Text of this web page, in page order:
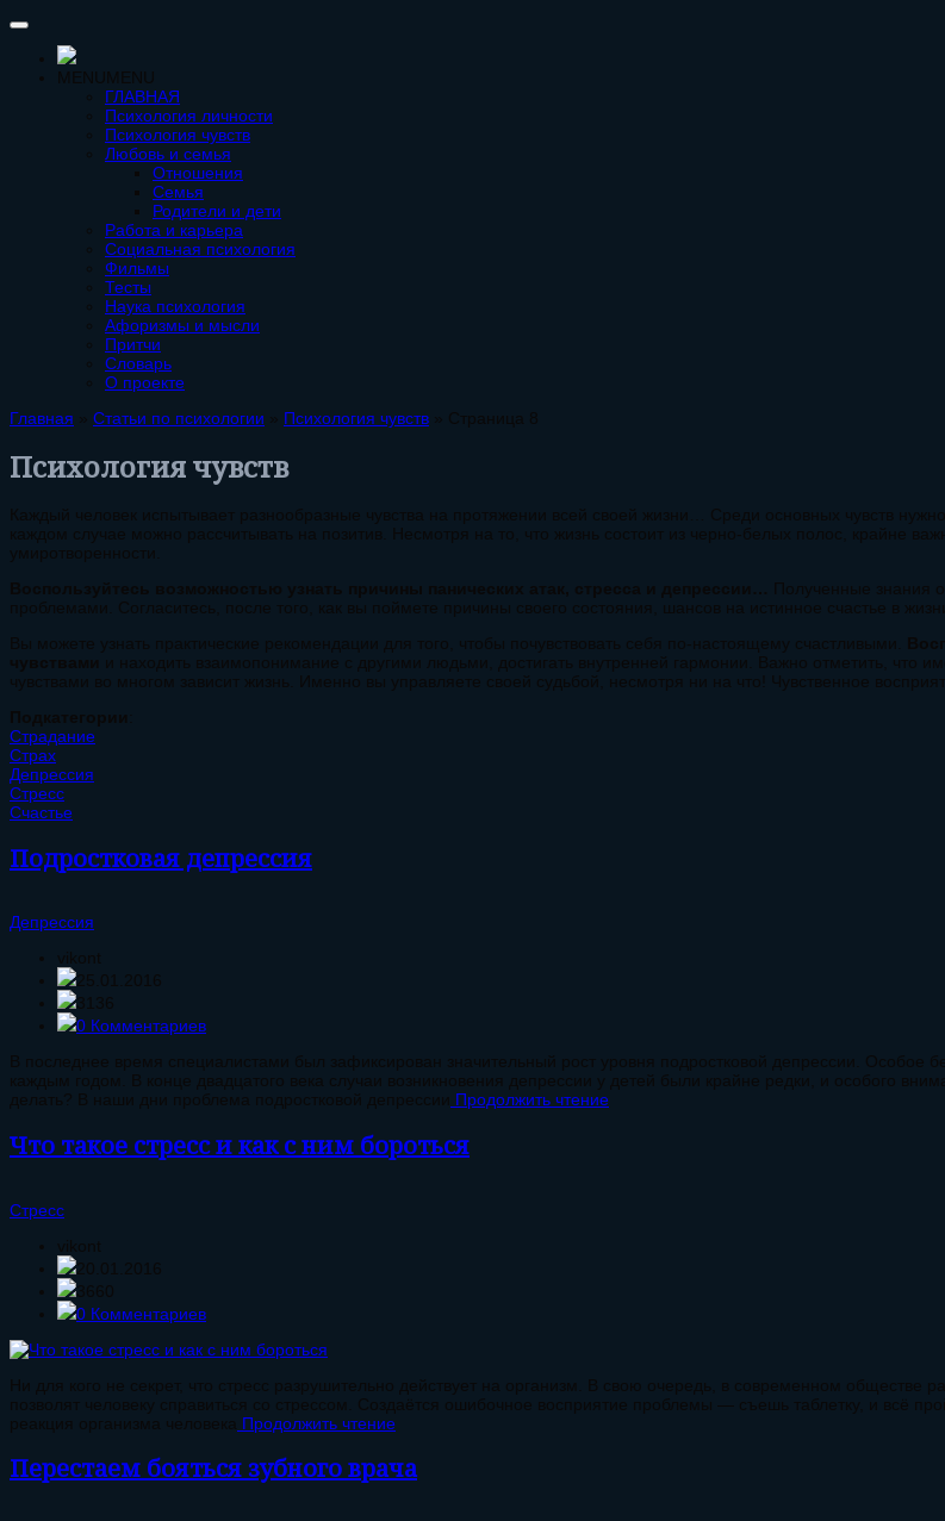
MENUMENU
ГЛАВНАЯ
Психология личности
Психология чувств
Любовь и семья
Отношения
Семья
Родители и дети
Работа и карьера
Социальная психология
Фильмы
Тесты
Наука психология
Афоризмы и мысли
Притчи
Словарь
О проекте
Главная » Статьи по психологии » Психология чувств » Страница 8
Психология чувств
Каждый человек испытывает разнообразные чувства на протяжении всей своей жизни… Среди основных чувств
каждом случае можно рассчитывать на позитив. Несмотря на то, что жизнь состоит из черно-белых полос, крайне
умиротворенности.
Воспользуйтесь возможностью узнать причины панических атак, стресса и депрессии…
Полученные знания
проблемами. Согласитесь, после того, как вы поймете причины своего состояния, шансов на истинное счастье в
Вы можете узнать практические рекомендации для того, чтобы почувствовать себя по-настоящему счастливыми.
чувствами
и находить взаимопонимание с другими людьми, достигать внутренней гармонии. Важно отметить, что
чувствами во многом зависит жизнь. Именно вы управляете своей судьбой, несмотря ни на что! Чувственное
Подкатегории
Страдание
Страх
Депрессия
Стресс
Счастье
Подростковая депрессия
Депрессия
vikont
25.01.2016
3136
0 Комментариев
В последнее время специалистами был зафиксирован значительный рост уровня подростковой депрессии. Особое
каждым годом. В конце двадцатого века случаи возникновения депрессии у детей были крайне редки, и особого
делать? В наши дни проблема подростковой депрессии
Продолжить чтение
Что такое стресс и как с ним бороться
Стресс
vikont
20.01.2016
3660
0 Комментариев
Ни для кого не секрет, что стресс разрушительно действует на организм. В свою очередь, в современном
позволят человеку справиться со стрессом. Создаётся ошибочное восприятие проблемы — съешь таблетку, и всё
реакция организма человека
Продолжить чтение
Перестаем бояться зубного врача